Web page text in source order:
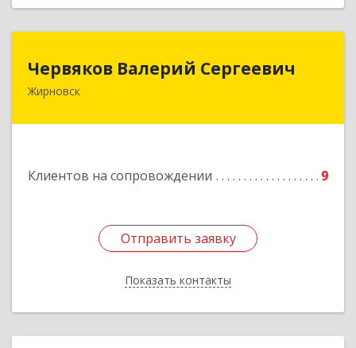
Червяков Валерий Сергеевич
Жирновск
Клиентов на сопровождении 9
Отправить заявку
Показать контакты
Червяков Валерий Сергеевич
Подробнее
Отправить заявку
Назад